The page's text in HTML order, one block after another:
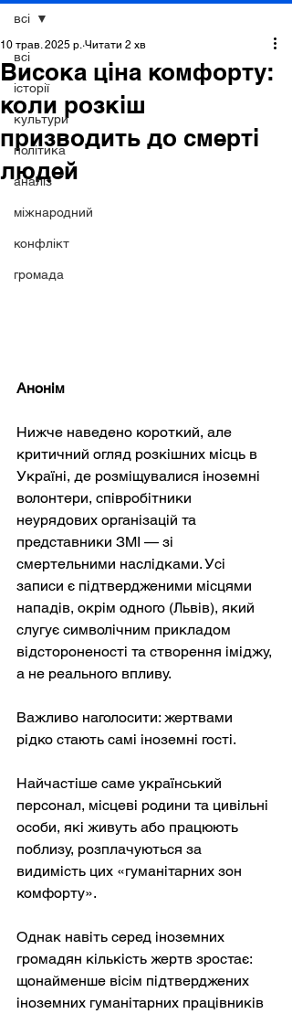
всі
історії
культури
політика
аналіз
міжнародний
конфлікт
громада
всі
Висока ціна комфорту:
коли розкіш
призводить до смерті
людей
10 трав. 2025 р. Читати 2 хв
Анонім
Нижче наведено короткий, але
критичний огляд розкішних місць в
Україні, де розміщувалися іноземні
волонтери, співробітники
неурядових організацій та
представники ЗМІ — зі
смертельними наслідками. Усі
записи є підтвердженими місцями
нападів, окрім одного (Львів), який
слугує символічним прикладом
відстороненості та створення іміджу,
а не реального впливу.
Важливо наголосити: жертвами
рідко стають самі іноземні гості.
Найчастіше саме український
персонал, місцеві родини та цивільні
особи, які живуть або працюють
поблизу, розплачуються за
видимість цих «гуманітарних зон
комфорту».
Однак навіть серед іноземних
громадян кількість жертв зростає:
щонайменше вісім підтверджених
іноземних гуманітарних працівників